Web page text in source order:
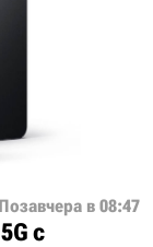
Позавчера в 08:47
с